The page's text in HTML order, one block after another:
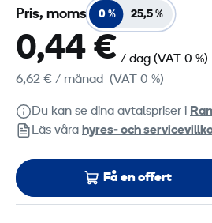
Pris, moms 0 % 25,5 %
0,44 € / dag (VAT 0 %)
6,62 € / månad (VAT 0 %)
Du kan se dina avtalspriser i
Läs våra hyres‑ och
Få en offert